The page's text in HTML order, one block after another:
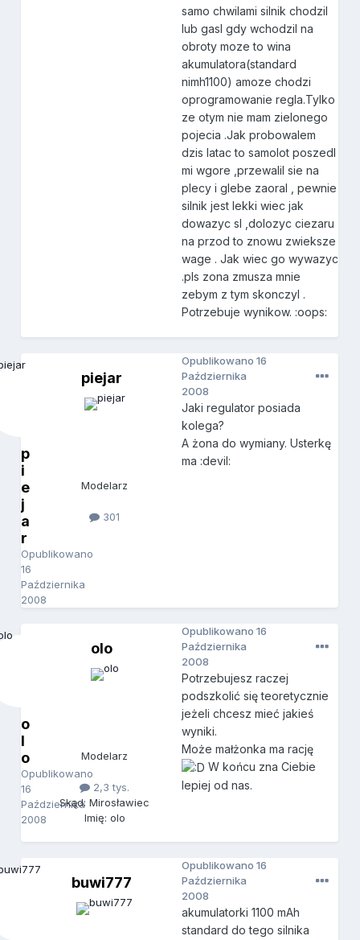
samo chwilami silnik chodzil
lub gasl gdy wchodzil na
obroty moze to wina
akumulatora(standard
nimh1100) amoze chodzi
oprogramowanie regla.Tylko
ze otym nie mam zielonego
pojecia .Jak probowalem
dzis latac to samolot poszedl
mi wgore ,przewalil sie na
plecy i glebe zaoral , pewnie
silnik jest lekki wiec jak
dowazyc sl ,dolozyc ciezaru
na przod to znowu zwieksze
wage . Jak wiec go wywazyc
.pls zona zmusza mnie
zebym z tym skonczyl .
Potrzebuje wynikow. :oops:
p
i
e
j
a
r
Opublikowano
16
Października
2008
piejar
Modelarz
301
Opublikowano16
Października
2008
Jaki regulator posiada
kolega?
A żona do wymiany. Usterkę
ma :devil:
o
l
o
Opublikowano
16
Października
2008
olo
Modelarz
2,3 tys.
Skąd: Mirosławiec
Imię: olo
Opublikowano16
Października
2008
Potrzebujesz raczej
podszkolić się teoretycznie
jeżeli chcesz mieć jakieś
wyniki.
Może małżonka ma rację
W końcu zna Ciebie
lepiej od nas.
buwi777
Opublikowano16
Października
2008
akumulatorki 1100 mAh
standard do tego silnika